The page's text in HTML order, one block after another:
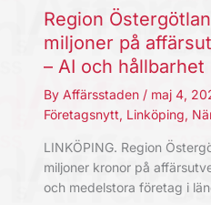
Region
miljoner på
– AI och hållbarhet
By Affärsstaden / maj 4,
Företagsnytt, Linköping,
LINKÖPING. Region
miljoner kronor på
och medelstora företag i